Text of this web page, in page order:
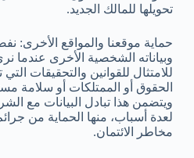
تحويلها للمالك الجديد.
حماية موقعنا والمواقع الأخرى:
وبياناته الشخصية الأخرى عندما
للامتثال للقوانين والتحقيقات التي
الحقوق أو الممتلكات أو سلامة
ويتضمن هذا تبادل البيانات مع
لعدة أسباب، منها الحماية من
مخاطر الائتمان.